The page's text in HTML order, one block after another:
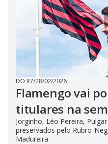
DO R7/28/02/2026
Flamengo vai
titulares na
Jorginho, Léo Pereira,
preservados pelo Rubro-
Madureira